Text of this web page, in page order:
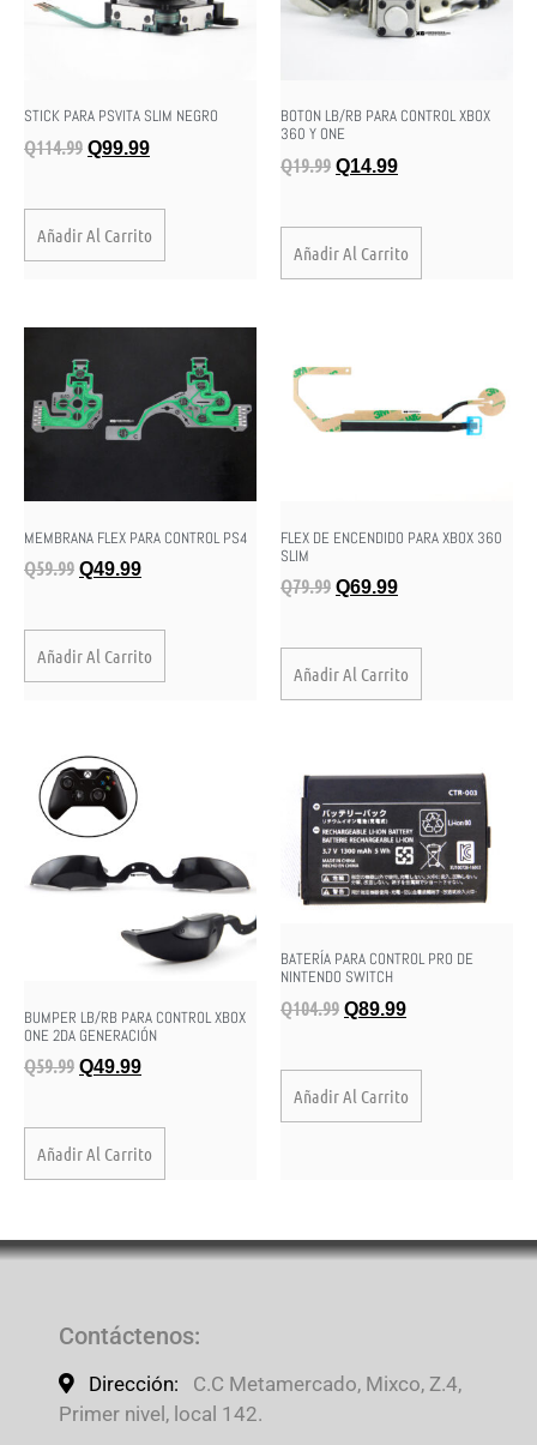
STICK PARA PSVITA SLIM NEGRO
Q114.99 Q99.99
Añadir Al Carrito
BOTON LB/RB PARA CONTROL XBOX
360 Y ONE
Q19.99 Q14.99
Añadir Al Carrito
MEMBRANA FLEX PARA CONTROL PS4
Q59.99 Q49.99
Añadir Al Carrito
FLEX DE ENCENDIDO PARA XBOX 360
SLIM
Q79.99 Q69.99
Añadir Al Carrito
BUMPER LB/RB PARA CONTROL XBOX
ONE 2DA GENERACIÓN
Q59.99 Q49.99
Añadir Al Carrito
BATERÍA PARA CONTROL PRO DE
NINTENDO SWITCH
Q104.99 Q89.99
Añadir Al Carrito
Contáctenos:
Dirección:
C.C Metamercado, Mixco, Z.4,
Primer nivel, local 142.